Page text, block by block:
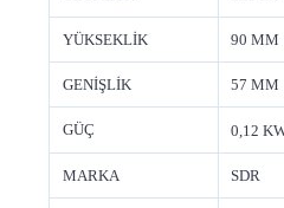
YÜKSEKLİK 90 MM
GENİŞLİK 57 MM
GÜÇ 0,12
MARKA SDR